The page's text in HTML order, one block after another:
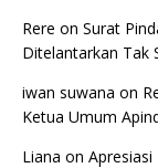
Rere on Surat
Ditelantarkan Tak
iwan suwana on
Ketua Umum
Liana on